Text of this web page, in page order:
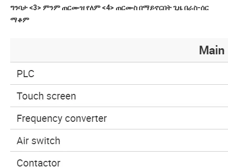
ግንባታ <3> ምንም ጠርሙዝ የለም <4> ጠርሙስ በማይኖርበት ጊዜ በራስ-ሰር
ማቆም